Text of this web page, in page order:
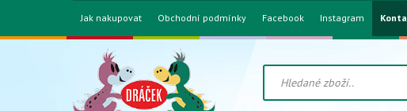
Jak nakupovat Obchodní podmínky Facebook Instagram